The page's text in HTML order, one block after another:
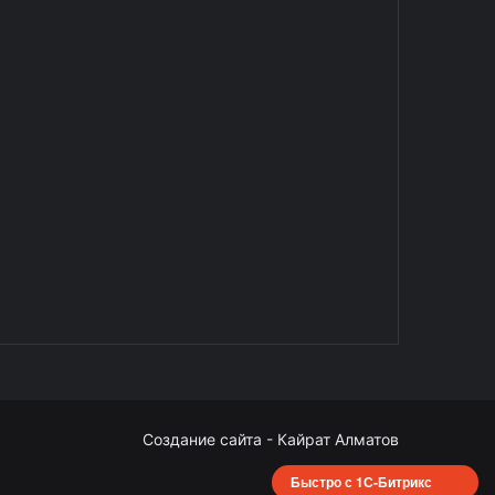
Создание сайта - Кайрат Алматов
Быстро с 1С-Битрикс